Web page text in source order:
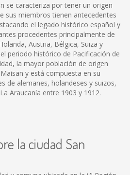
se caracteriza por tener un origen
sus miembros tienen antecedentes
el legado histórico español y
procedentes principalmente de
Austria, Bélgica, Suiza y
periodo histórico de Pacificación de
la mayor población de origen
y está compuesta en su
de alemanes, holandeses y suizos,
Araucanía entre 1903 y 1912.
la ciudad San